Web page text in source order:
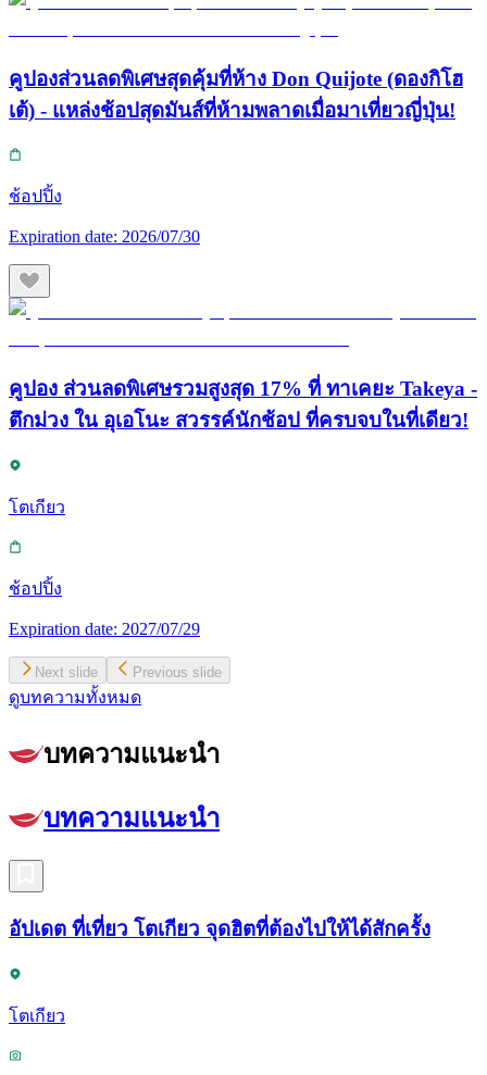
คูปองส่วนลดพิเศษสุดคุ้มที่ห้าง Don Quijote (ดองกิโฮ
เต้) - แหล่งช้อปสุดมันส์ที่ห้ามพลาดเมื่อมาเที่ยวญี่ปุ่น!
ช้อปปิ้ง
Expiration date: 2026/07/30
คูปอง ส่วนลดพิเศษรวมสูงสุด 17% ที่ ทาเคยะ Takeya -
ตึกม่วง ใน อุเอโนะ สวรรค์นักช้อป ที่ครบจบในที่เดียว!
โตเกียว
ช้อปปิ้ง
Expiration date: 2027/07/29
Next slide Previous slide
ดูบทความทั้งหมด
บทความแนะนำ
บทความแนะนำ
อัปเดต ที่เที่ยว โตเกียว จุดฮิตที่ต้องไปให้ได้สักครั้ง
โตเกียว